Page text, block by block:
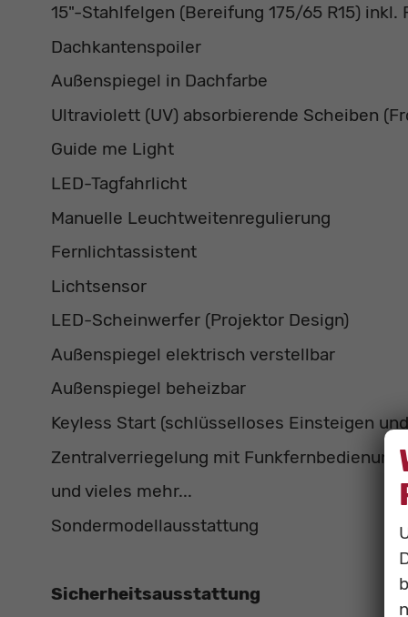
15"-Stahlfelgen (Bereifung 175/65 R15) inkl.
Dachkantenspoiler
Außenspiegel in Dachfarbe
Ultraviolett (UV) absorbierende Scheiben
Guide me Light
LED-Tagfahrlicht
Manuelle Leuchtweitenregulierung
Fernlichtassistent
Lichtsensor
LED-Scheinwerfer (Projektor Design)
Außenspiegel elektrisch verstellbar
Außenspiegel beheizbar
Keyless Start (schlüsselloses Einsteigen
Zentralverriegelung mit Funkfernbedienung
und vieles mehr...
Sondermodellausstattung
Sicherheitsausstattung